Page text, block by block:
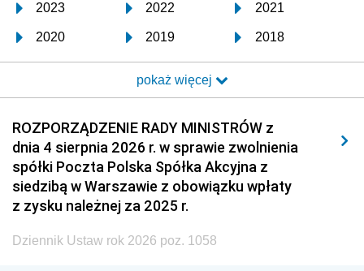
2023 2022 2021
2020 2019 2018
2017 2016 2015
2014 2013 2012
2011 2010 2009
2008 2007 2006
2005 2004 2003
2002 2001
1999 1998
pokaż więcej
ROZPORZĄDZENIE RADY MINISTRÓW z
dnia 4 sierpnia 2026 r. w sprawie zwolnienia
spółki Poczta Polska Spółka Akcyjna z
siedzibą w Warszawie z obowiązku wpłaty
z zysku należnej za 2025 r.
Dziennik Ustaw rok 2026 poz. 1058